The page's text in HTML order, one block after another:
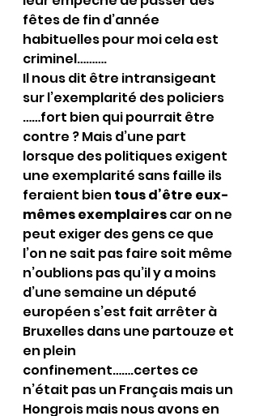
fêtes de fin d’année
habituelles pour moi cela est
criminel……….
Il nous dit être intransigeant
sur l’exemplarité des policiers
……fort bien qui pourrait être
contre ? Mais d’une part
lorsque des politiques exigent
une exemplarité sans faille ils
feraient bien tous d’être eux-
mêmes exemplaires car on ne
peut exiger des gens ce que
l’on ne sait pas faire soit même
n’oublions pas qu’il y a moins
d’une semaine un député
européen s’est fait arrêter à
Bruxelles dans une partouze et
en plein
confinement…….certes ce
n’était pas un Français mais un
Hongrois mais nous avons en